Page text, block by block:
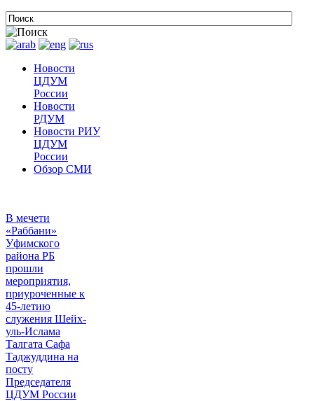
Новости
ЦДУМ
России
Новости
РДУМ
Новости РИУ
ЦДУМ
России
Обзор СМИ
В мечети
«Раббани»
Уфимского
района РБ
прошли
мероприятия,
приуроченные к
45-летию
служения Шейх-
уль-Ислама
Талгата Сафа
Таджуддина на
посту
Председателя
ЦДУМ России